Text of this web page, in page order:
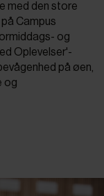
med den store
Campus
og
Oplevelser'-
på øen,
og